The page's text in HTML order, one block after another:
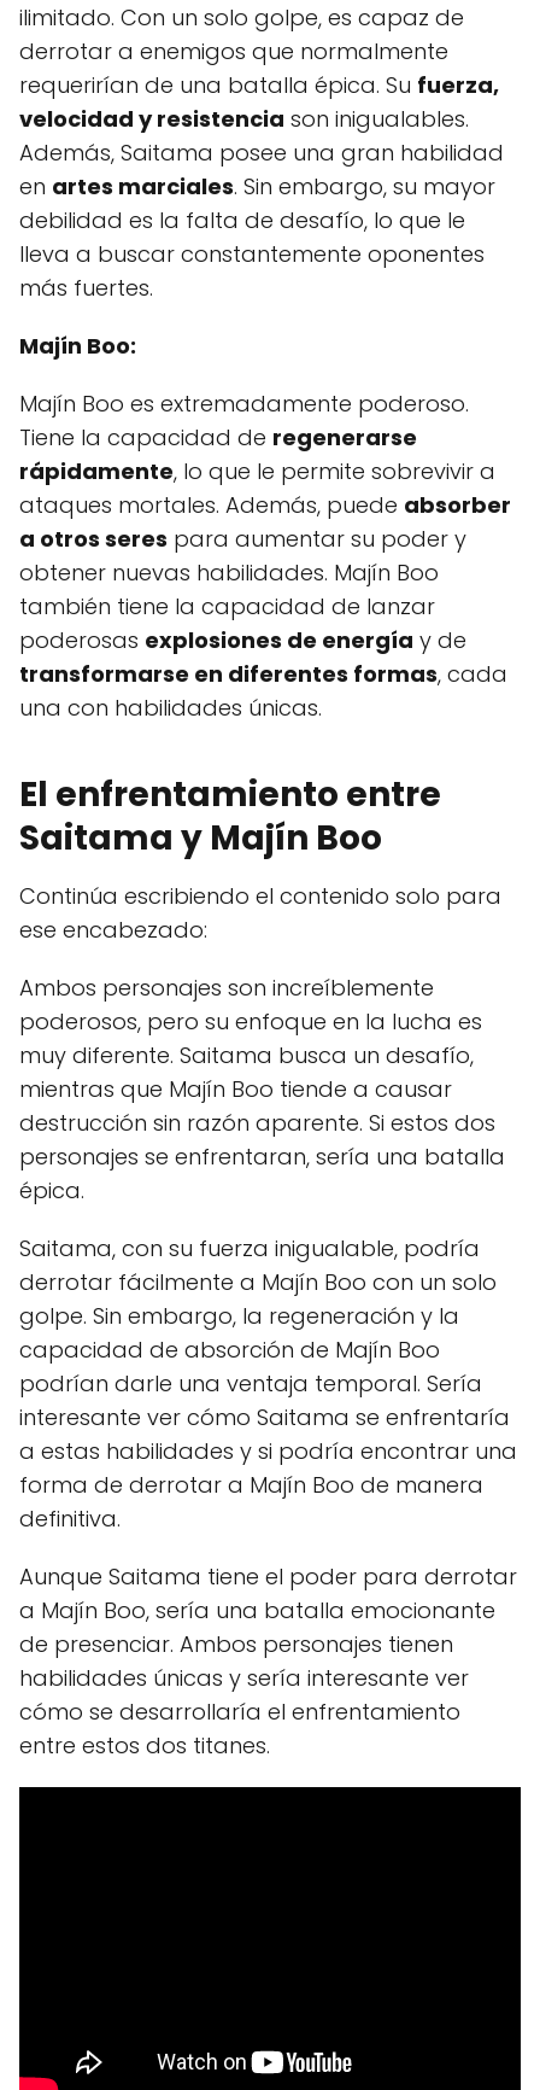
ilimitado. Con un solo golpe, es capaz de
derrotar a enemigos que normalmente
requerirían de una batalla épica. Su fuerza,
velocidad y resistencia son inigualables.
Además, Saitama posee una gran habilidad
en artes marciales. Sin embargo, su mayor
debilidad es la falta de desafío, lo que le
lleva a buscar constantemente oponentes
más fuertes.
Majín Boo:
Majín Boo es extremadamente poderoso.
Tiene la capacidad de regenerarse
rápidamente, lo que le permite sobrevivir a
ataques mortales. Además, puede absorber
a otros seres para aumentar su poder y
obtener nuevas habilidades. Majín Boo
también tiene la capacidad de lanzar
poderosas explosiones de energía y de
transformarse en diferentes formas, cada
una con habilidades únicas.
El enfrentamiento entre
Saitama y Majín Boo
Continúa escribiendo el contenido solo para
ese encabezado:
Ambos personajes son increíblemente
poderosos, pero su enfoque en la lucha es
muy diferente. Saitama busca un desafío,
mientras que Majín Boo tiende a causar
destrucción sin razón aparente. Si estos dos
personajes se enfrentaran, sería una batalla
épica.
Saitama, con su fuerza inigualable, podría
derrotar fácilmente a Majín Boo con un solo
golpe. Sin embargo, la regeneración y la
capacidad de absorción de Majín Boo
podrían darle una ventaja temporal. Sería
interesante ver cómo Saitama se enfrentaría
a estas habilidades y si podría encontrar una
forma de derrotar a Majín Boo de manera
definitiva.
Aunque Saitama tiene el poder para derrotar
a Majín Boo, sería una batalla emocionante
de presenciar. Ambos personajes tienen
habilidades únicas y sería interesante ver
cómo se desarrollaría el enfrentamiento
entre estos dos titanes.